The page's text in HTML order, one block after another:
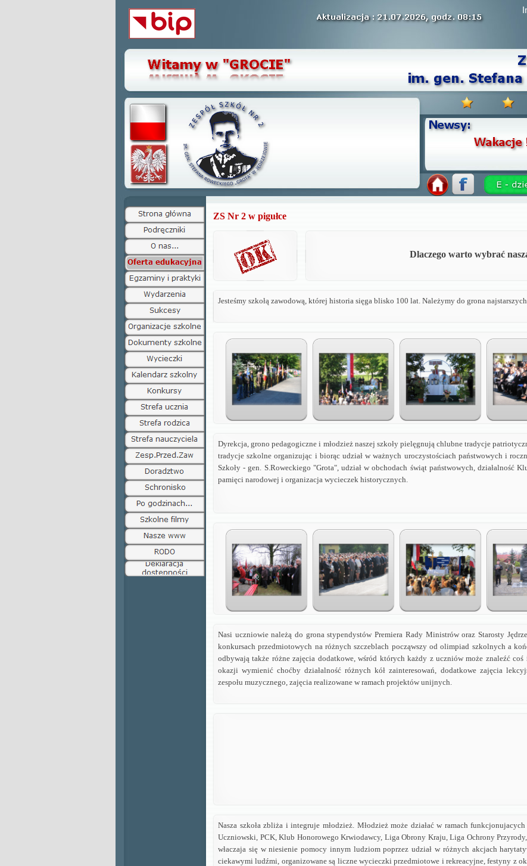
ZS Nr 2 w pigułce
Dlaczego warto wybrać
Jesteśmy szkołą zawodową, której historia sięga blisko 100 lat. Należymy do grona
Dyrekcja, grono pedagogiczne i młodzież naszej szkoły pielęgnują chlubne tradycje
tradycje szkolne organizując i biorąc udział w ważnych uroczystościach państwowych i
Szkoły - gen. S.Roweckiego "Grota", udział w obchodach świąt państwowych, działalność
pamięci narodowej i organizacja wycieczek historycznych.
Nasi uczniowie należą do grona stypendystów Premiera Rady Ministrów oraz Starosty
konkursach przedmiotowych na różnych szczeblach począwszy od olimpiad szkolnych a
odbywają także różne zajęcia dodatkowe, wśród których każdy z uczniów może znaleźć
okazji wymienić choćby działalność różnych kół zainteresowań, dodatkowe zajęcia
zespołu muzycznego, zajęcia realizowane w ramach projektów unijnych.
Nasza szkoła zbliża i integruje młodzież. Młodzież może działać w ramach
Uczniowski, PCK, Klub Honorowego Krwiodawcy, Liga Obrony Kraju, Liga Ochrony
właczaja się w niesienie pomocy innym ludziom poprzez udział w różnych akcjach
ciekawymi ludźmi, organizowane są liczne wycieczki przedmiotowe i rekreacyjne, festyny z